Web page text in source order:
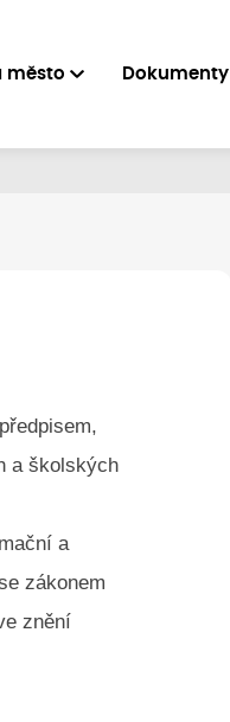
město Dokumenty
a školských
a
zákonem
znění